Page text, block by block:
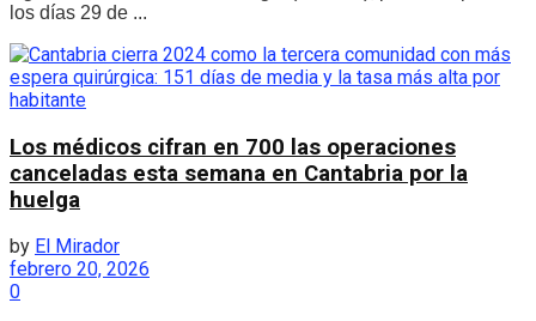
los días 29 de ...
Los médicos cifran en 700 las operaciones
canceladas esta semana en Cantabria por la
huelga
by El Mirador
febrero 20, 2026
0